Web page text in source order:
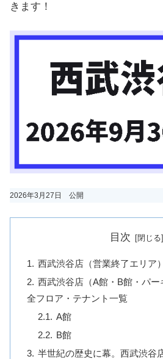
きます！
2026年3月27日 公開
目次
西武渋谷店（営業終了エリア
西武渋谷店（A館・B館・パ
全フロア・テナント一覧
A館
B館
半世紀の歴史に幕。西武渋谷